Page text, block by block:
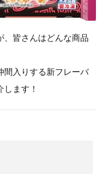
、皆さんはどんな商品
間入りする新フレーバ
ます！
スタミナ肉餃子
肉ニラ水餃子
豆苗